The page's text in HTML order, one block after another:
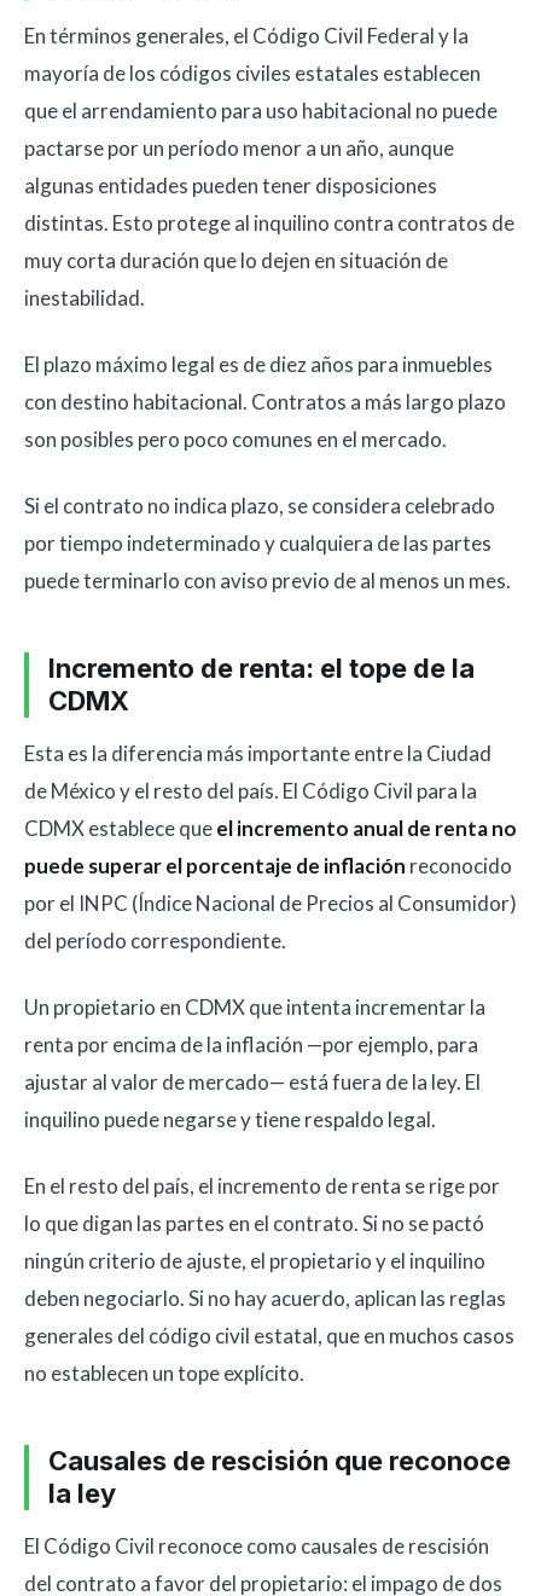
En términos generales, el Código Civil Federal y la
mayoría de los códigos civiles estatales establecen
que el arrendamiento para uso habitacional no puede
pactarse por un período menor a un año, aunque
algunas entidades pueden tener disposiciones
distintas. Esto protege al inquilino contra contratos de
muy corta duración que lo dejen en situación de
inestabilidad.
El plazo máximo legal es de diez años para inmuebles
con destino habitacional. Contratos a más largo plazo
son posibles pero poco comunes en el mercado.
Si el contrato no indica plazo, se considera celebrado
por tiempo indeterminado y cualquiera de las partes
puede terminarlo con aviso previo de al menos un mes.
Incremento de renta: el tope de la
CDMX
Esta es la diferencia más importante entre la Ciudad
de México y el resto del país. El Código Civil para la
CDMX establece queel incremento anual de renta no
puede superar el porcentaje de inflación reconocido
por el INPC (Índice Nacional de Precios al Consumidor)
del período correspondiente.
Un propietario en CDMX que intenta incrementar la
renta por encima de la inflación —por ejemplo, para
ajustar al valor de mercado— está fuera de la ley. El
inquilino puede negarse y tiene respaldo legal.
En el resto del país, el incremento de renta se rige por
lo que digan las partes en el contrato. Si no se pactó
ningún criterio de ajuste, el propietario y el inquilino
deben negociarlo. Si no hay acuerdo, aplican las reglas
generales del código civil estatal, que en muchos casos
no establecen un tope explícito.
Causales de rescisión que reconoce
la ley
El Código Civil reconoce como causales de rescisión
del contrato a favor del propietario: el impago de dos